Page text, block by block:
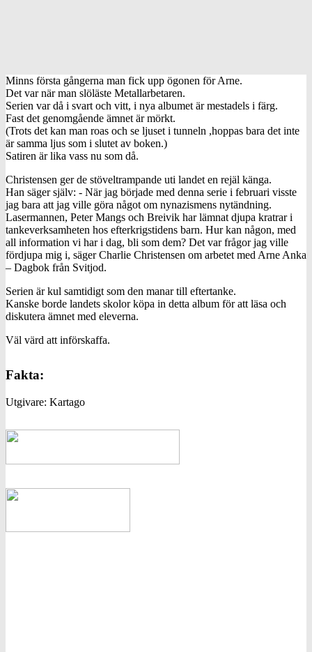
Minns första gångerna man fick upp ögonen för Arne.
Det var när man slöläste Metallarbetaren.
Serien var då i svart och vitt, i nya albumet är mestadels i färg.
Fast det genomgående ämnet är mörkt.
(Trots det kan man roas och se ljuset i tunneln ,hoppas bara det inte
är samma ljus som i slutet av boken.)
Satiren är lika vass nu som då.
Christensen ger de stöveltrampande uti landet en rejäl känga.
Han säger själv: - När jag började med denna serie i februari visste
jag bara att jag ville göra något om nynazismens nytändning.
Lasermannen, Peter Mangs och Breivik har lämnat djupa kratrar i
tankeverksamheten hos efterkrigstidens barn. Hur kan någon, med
all information vi har i dag, bli som dem? Det var frågor jag ville
fördjupa mig i, säger Charlie Christensen om arbetet med Arne Anka
– Dagbok från Svitjod.
Serien är kul samtidigt som den manar till eftertanke.
Kanske borde landets skolor köpa in detta album för att läsa och
diskutera ämnet med eleverna.
Väl värd att införskaffa.
Fakta:
Utgivare: Kartago